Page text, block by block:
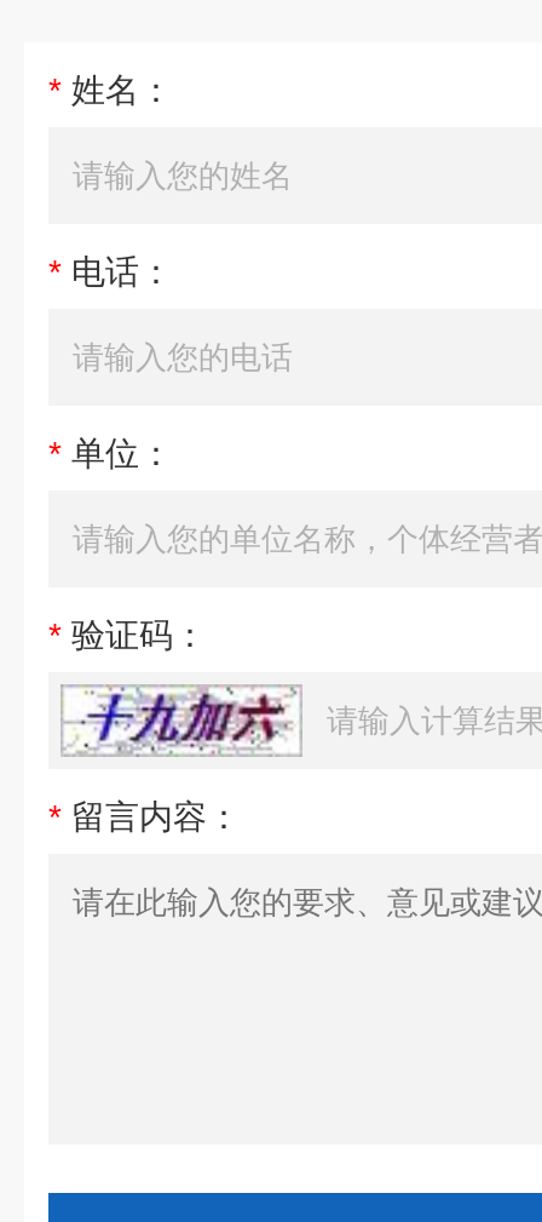
* 姓名：
* 电话：
* 单位：
* 验证码：
* 留言内容：